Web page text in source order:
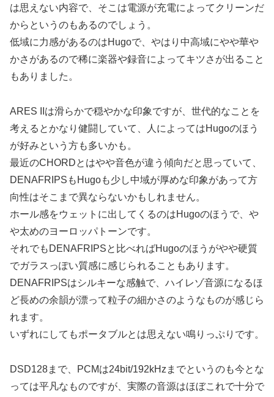
は思えない内容で、そこは電源が充電によってクリーンだ
からというのもあるのでしょう。
低域に力感があるのはHugoで、やはり中高域にやや華や
かさがあるので稀に楽器や録音によってキツさが出ること
もありました。
ARES IIは滑らかで穏やかな印象ですが、世代的なことを
考えるとかなり健闘していて、人によってはHugoのほう
が好みという方も多いかも。
最近のCHORDとはやや音色が違う傾向だと思っていて、
DENAFRIPSもHugoも少し中域が厚めな印象があって方
向性はそこまで異ならないかもしれません。
ホール感をウェットに出してくるのはHugoのほうで、や
や太めのヨーロッパトーンです。
それでもDENAFRIPSと比べればHugoのほうがやや硬質
でガラスっぽい質感に感じられることもあります。
DENAFRIPSはシルキーな感触で、ハイレゾ音源になるほ
ど長めの余韻が漂って粒子の細かさのようなものが感じら
れます。
いずれにしてもポータブルとは思えない鳴りっぷりです。
DSD128まで、PCMは24bit/192kHzまでというのも今とな
っては平凡なものですが、実際の音源はほぼこれで十分で